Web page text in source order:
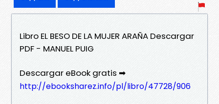
Libro EL BESO DE LA MUJER ARAÑA Descargar
PDF - MANUEL PUIG
Descargar eBook gratis ➡
http://ebooksharez.info/pl/libro/47728/906